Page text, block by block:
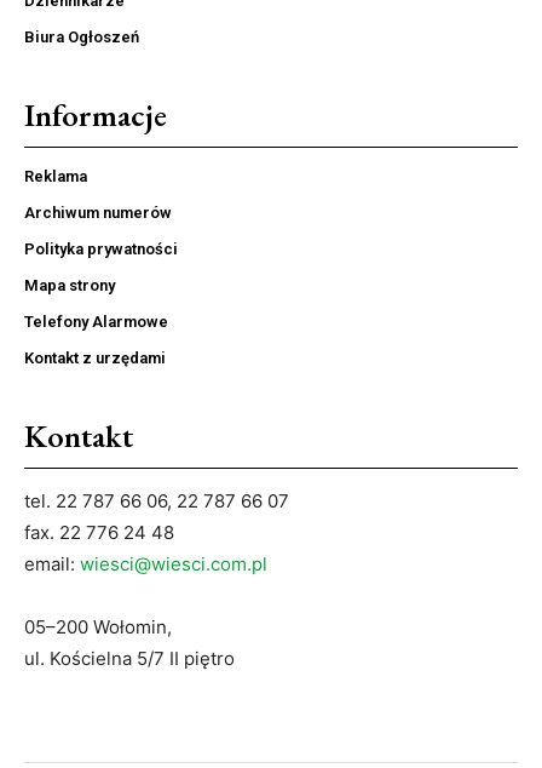
Biura Ogłoszeń
Informacje
Reklama
Archiwum numerów
Polityka prywatności
Mapa strony
Telefony Alarmowe
Kontakt z urzędami
Kontakt
tel. 22 787 66 06, 22 787 66 07
fax. 22 776 24 48
email: wiesci@wiesci.com.pl
05–200 Wołomin,
ul. Kościelna 5/7 II piętro